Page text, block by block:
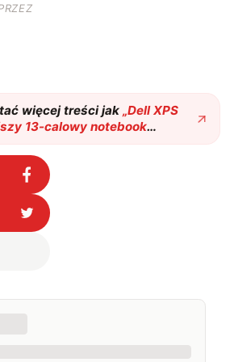
więcej treści jak „Dell XPS
13-calowy notebook